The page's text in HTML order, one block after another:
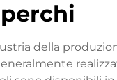
della